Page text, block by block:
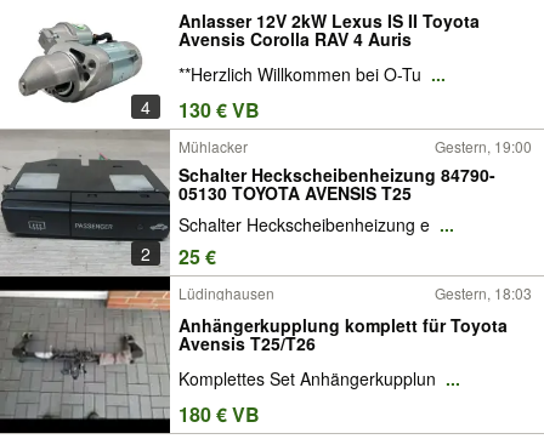
4
Anlasser 12V 2kW Lexus IS II Toyota
Avensis Corolla RAV 4 Auris
**Herzlich Willkommen bei O-Tu ...
130 € VB
2
Mühlacker Gestern, 19:00
Schalter Heckscheibenheizung 84790-
05130 TOYOTA AVENSIS T25
Schalter Heckscheibenheizung e ...
25 €
Lüdinghausen Gestern, 18:03
Anhängerkupplung komplett für Toyota
Avensis T25/T26
Komplettes Set Anhängerkupplun ...
180 € VB